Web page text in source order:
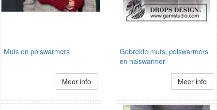
Muts en polswarmers
Meer info
Gebreide muts, polswarmers
en halswarmer
Meer info